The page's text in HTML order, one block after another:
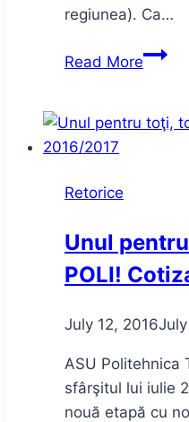
regiunea). Ca…
Read MoreOraşele
oraş
Retorice
Unul
POLI!
July 12, 2016
ASU Politehnica
sfârşitul lui iulie
nouă etapă cu